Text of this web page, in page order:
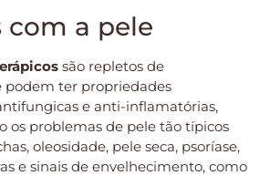
com a pele
são repletos de
ter propriedades
e anti-inflamatórias,
os problemas de pele tão típicos
oleosidade, pele seca, psoríase,
e sinais de envelhecimento, como